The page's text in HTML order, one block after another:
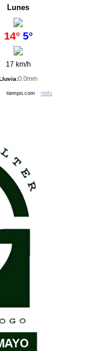
Lunes
14° 5°
17 km/h
Lluvia:0.0mm
tiempo.com+info